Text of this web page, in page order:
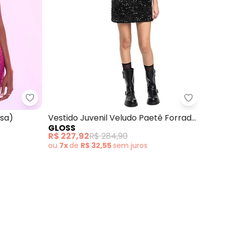
em Pedraria (Preto)
Authoria - Vestido de Paetê Fúcsia (Rosa)Gloss -
Vestido Juvenil Veludo Paetê Forrado
Preto
GLOSS
R$ 227,92R$ 284,90
ou 7xde R$ 32,55sem juros
com a nossa